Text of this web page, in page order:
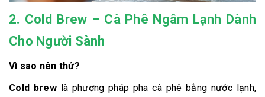
2. Cold Brew – Cà Phê Ngâm Lạnh Dành
Cho Người Sành
Vì sao nên thử?
Cold brewlà phương pháp pha cà phê bằng nước lạnh,